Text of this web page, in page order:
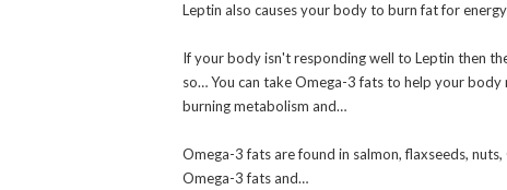
Leptin also causes your body to burn fat for
If your body isn't responding well to Leptin then
so… You can take Omega-3 fats to help your
burning metabolism and…
Omega-3 fats are found in salmon, flaxseeds,
Omega-3 fats and…